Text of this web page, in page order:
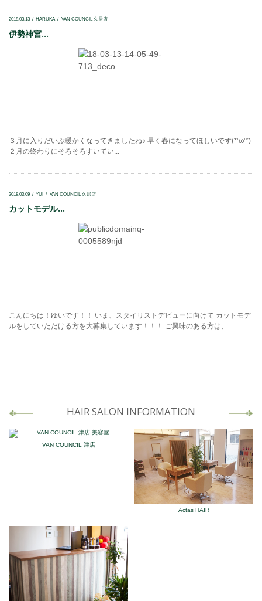
2018.03.13 HARUKA VAN COUNCIL 久居店
伊勢神宮...
３月に入りだいぶ暖かくなってきましたね♪ 早く春になってほしいです(*’ω’*)
２月の終わりにそろそろすいてい...
2018.03.09 YUI VAN COUNCIL 久居店
カットモデル...
こんにちは！ゆいです！！ いま、スタイリストデビューに向けて カットモデ
ルをしていただける方を大募集しています！！！ ご興味のある方は、...
HAIR SALON INFORMATION
VAN COUNCIL 津店
Actas HAIR